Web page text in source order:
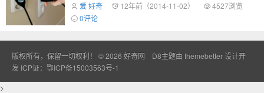
爱 好奇 12年前（2014-11-02）
4527浏览
0评论
版权所有，保留一切权利！ © 2026 好奇网 D8主题由 themebetter设计开
发 ICP证：鄂ICP备15003563号-1
>